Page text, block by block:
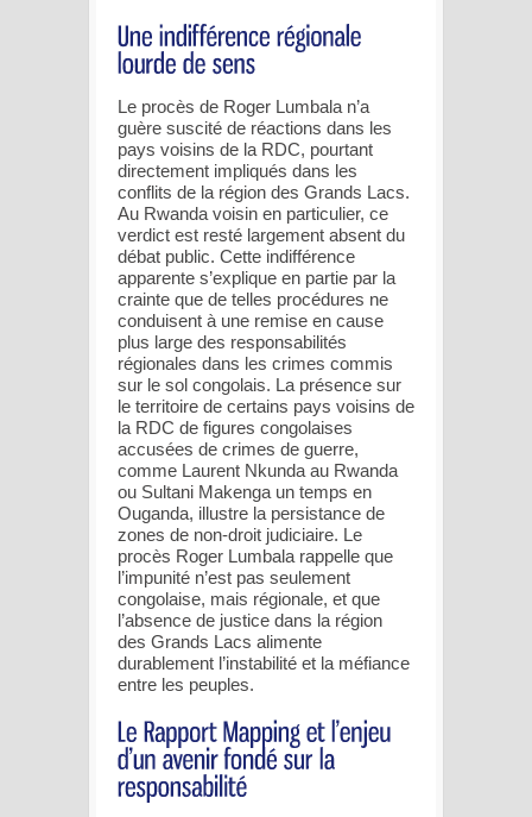
Le procès de Roger Lumbala n’a
guère suscité de réactions dans les
pays voisins de la RDC, pourtant
directement impliqués dans les
conflits de la région des Grands Lacs.
Au Rwanda voisin en particulier, ce
verdict est resté largement absent du
débat public. Cette indifférence
apparente s’explique en partie par la
crainte que de telles procédures ne
conduisent à une remise en cause
plus large des responsabilités
régionales dans les crimes commis
sur le sol congolais. La présence sur
le territoire de certains pays voisins de
la RDC de figures congolaises
accusées de crimes de guerre,
comme Laurent Nkunda au Rwanda
ou Sultani Makenga un temps en
Ouganda, illustre la persistance de
zones de non-droit judiciaire. Le
procès Roger Lumbala rappelle que
l’impunité n’est pas seulement
congolaise, mais régionale, et que
l’absence de justice dans la région
des Grands Lacs alimente
durablement l’instabilité et la méfiance
entre les peuples.